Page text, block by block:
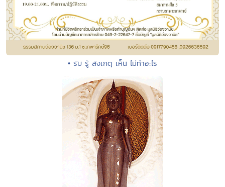
• รับ รู้ สังเกตุ เห็น ไม่ทำอะไร